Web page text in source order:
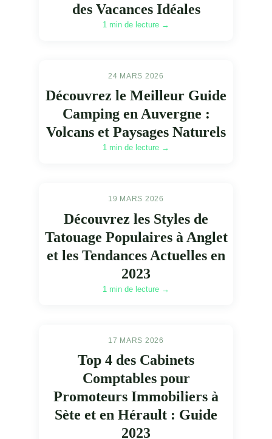
des Vacances Idéales
1 min de lecture →
24 MARS 2026
Découvrez le Meilleur Guide
Camping en Auvergne :
Volcans et Paysages Naturels
1 min de lecture →
19 MARS 2026
Découvrez les Styles de
Tatouage Populaires à Anglet
et les Tendances Actuelles en
2023
1 min de lecture →
17 MARS 2026
Top 4 des Cabinets
Comptables pour
Promoteurs Immobiliers à
Sète et en Hérault : Guide
2023